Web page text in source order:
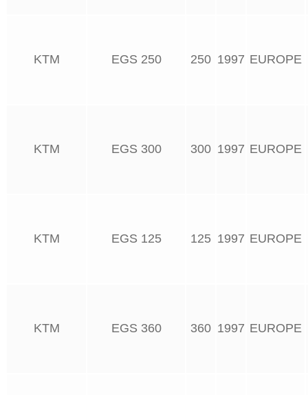
KTM EGS 250 250 1997 EUROPE
KTM EGS 300 300 1997 EUROPE
KTM EGS 125 125 1997 EUROPE
KTM EGS 360 360 1997 EUROPE